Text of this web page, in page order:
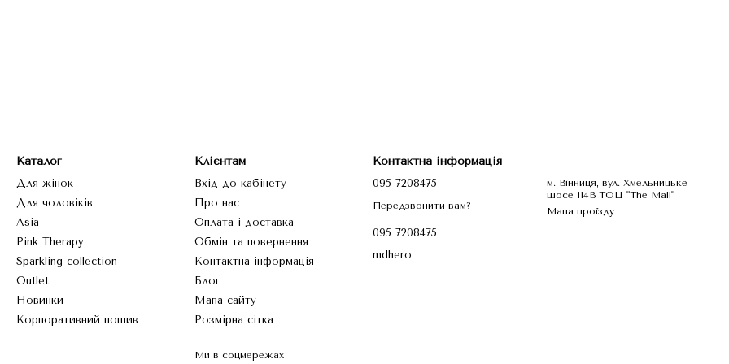
та інших міст і сіл.
доставка у відділення чи кур’єром додому;
варіант по регіонах;
для тих, хто хоче отримати замовлення вже сьогодні.
одяг від MedHero – більше, ніж просто костюми
у нас представлений великийкаталог жіночого медичного одягу
образ.
Каталог
Для жінок
Для чоловіків
Asia
Pink Therapy
Sparkling collection
Outlet
Новинки
Корпоративний пошив
Клієнтам
Вхід до кабінету
Про нас
Оплата і доставка
Обмін та повернення
Контактна інформація
Блог
Мапа сайту
Розмірна сітка
Ми в соцмережах
Контактна інформація
095 7208475
Передзвонити вам?
095 7208475
mdhero
м. Вінниця, вул. Хмельницьке
шосе 114В ТОЦ "The Mall"
Мапа проїзду